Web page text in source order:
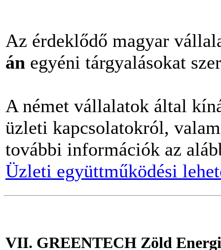
Az érdeklődő magyar
án egyéni tárgyalásokat
A német vállalatok által
üzleti kapcsolatokról,
további információk az
Üzleti együttműködési
VII. GREENTECH Zöld